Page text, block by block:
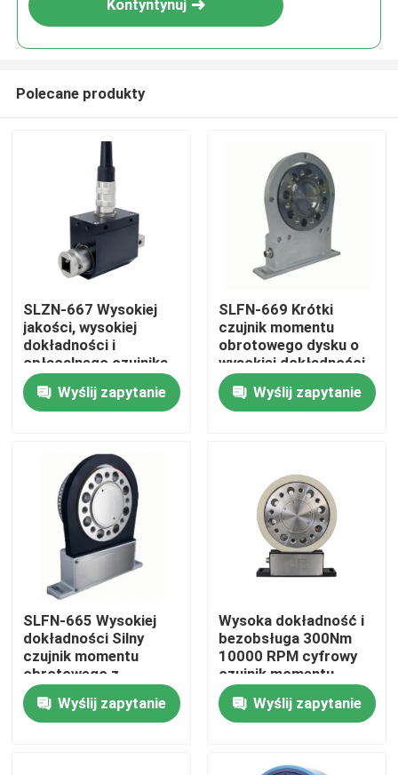
Do domu
Produkty
O nas
Kontrola jakości
Skontaktuj się z nami
Aktualności
Sprawy
Dynamometr momentu obrotowego
Kontyntynuj
Polecane produkty
SLZN-667 Wysokiej
jakości, wysokiej
dokładności i
opłacalnego czujnika
momentu obrotowego
Wyślij zapytanie
SLFN-669 Krótki
czujnik momentu
obrotowego dysku o
wysokiej dokładności
wymiarów osiowych
Wyślij zapytanie
SLFN-665 Wysokiej
dokładności Silny
czujnik momentu
obrotowego z
anodowanego
aluminiowego
obudowy
Wyślij zapytanie
Wysoka dokładność i
bezobsługa 300Nm
10000 RPM cyfrowy
czujnik momentu
obrotowego
Wyślij zapytanie